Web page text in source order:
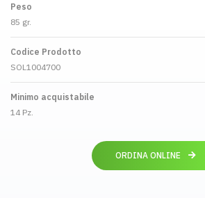
Peso
85 gr.
Codice Prodotto
SOL1004700
Minimo acquistabile
14 Pz.
ORDINA ONLINE